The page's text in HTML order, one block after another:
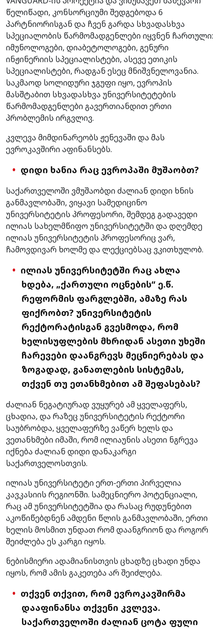
წელიწადი, კონსორციუმი შედგებოდა 6
პარტნიორისგან და ჩვენ გარდა სხვადასხვა
სპეციალობის წარმომადგენლები იყვნენ ჩართული:
იმუნოლოგები, დიაბეტოლოგები, გენური
ინჟინერიის სპეციალისტები, ასევე ეთიკის
სპეციალისტები, რადგან ესეც მნიშვნელოვანია.
საკმაოდ სოლიდური ჯგუფი იყო, ევროპის
მასშტაბით სხვადასხვა უნივერსიტეტების
წარმომადგენლები გავერთიანდით ერთი
პრობლემის ირგვლივ.
კვლევა მიმდინარეობს ჟენევაში და მას
ევროკავშირი აფინანსებს.
დიდი ხანია რაც ევროპაში მუშაობთ?
საქართველოში ვმუშაობდი ძალიან დიდი ხნის
განმავლობაში, ვიყავი სამედიცინო
უნივერსიტეტის პროფესორი, შემდეგ გადავედი
ილიას სახელმწიფო უნივერსიტეტში და დღემდე
ილიას უნივერსიტეტის პროფესორიც ვარ,
ჩამოვდივარ ხოლმე და ლექციებსაც ვკითხულობ.
ილიას უნივერსიტეტში რაც ახლა
ხდება, „ქართული ოცნების“ ე.წ.
რეფორმის ფარგლებში, ამაზე რას
ფიქრობთ? უნივერსიტეტის
რექტორატისგან გვესმოდა, რომ
ხელისუფლების მხრიდან ასეთი უხეში
ჩარევები დაანგრევს მეცნიერებას და
ზოგადად, განათლების სისტემას,
თქვენ თუ ეთანხმებით ამ შეფასებას?
ძალიან ნეგატიურად ვუყურებ ამ ყველაფერს,
ცხადია, და რაზეც უნივერსიტეტის რექტორი
საუბრობდა, ყველაფერზე ვაწერ ხელს და
ვეთანხმები იმაში, რომ ილიაუნის ასეთი ნგრევა
იქნება ძალიან დიდი დანაკარგი
საქართველოსთვის.
ილიას უნივერსიტეტი ერთ-ერთი პირველია
კავკასიის რეგიონში. სამეცნიერო პოტენციალი,
რაც ამ უნივერსიტეტშია და რასაც რუდუნებით
აკოწიწებდნენ ამდენი წლის განმავლობაში, ერთი
ხელის მოსმით უნდათ რომ დაანგრიონ და როგორ
შეიძლება ეს კარგი იყოს.
ნებისმიერი ადამიანისთვის ცხადზე ცხადი უნდა
იყოს, რომ ამის გაკეთება არ შეიძლება.
თქვენ თქვით, რომ ევროკავშირმა
დააფინანსა თქვენი კვლევა.
საქართველოში ძალიან ცოტა ფული